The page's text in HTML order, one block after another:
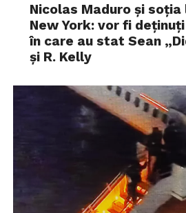
Nicolas Maduro și soția
New York: vor fi
în care au stat Sean
și R. Kelly